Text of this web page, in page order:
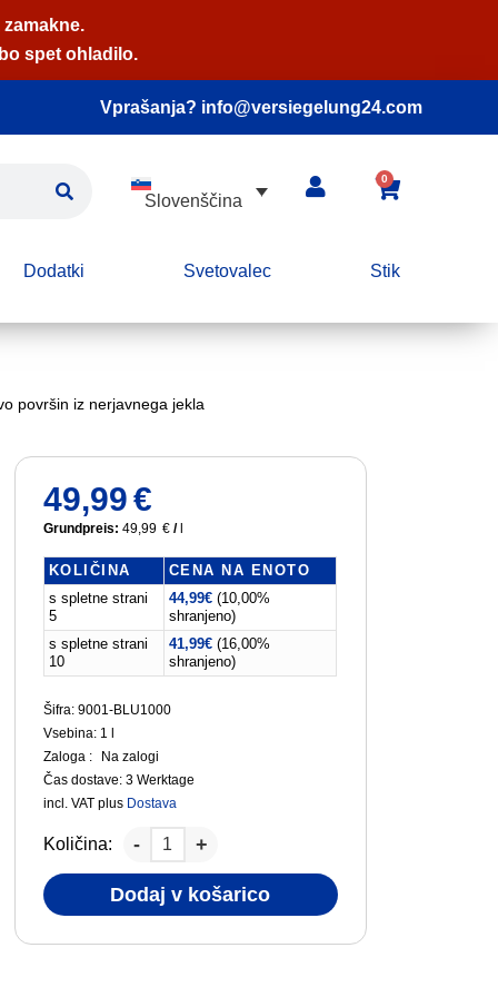
spet ohladilo.
Vprašanja? info@versiegelung24.com
Slovenščina
0
Dodatki Svetovalec Stik
površin iz nerjavnega jekla
49,99€
Grundpreis: 49,99 €/l
KOLIČINA
CENA NA ENOTO
s spletne strani
5
44,99€(10,00%
shranjeno)
s spletne strani
10
41,99€(16,00%
shranjeno)
Šifra: 9001-BLU1000
Vsebina: 1 l
Zaloga :
Na zalogi
Čas dostave: 3 Werktage
incl. VAT plus Dostava
Količina:
Dodaj v košarico